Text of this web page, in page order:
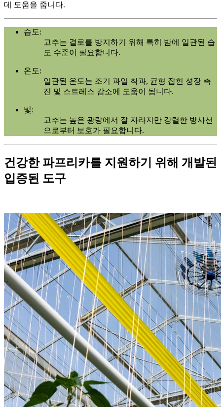
데 도움을 줍니다.
습도:
고추는 결로를 방지하기 위해 특히 밤에 일관된 습
도 수준이 필요합니다.
온도:
일관된 온도는 조기 과일 착과, 균형 잡힌 성장 촉
진 및 스트레스 감소에 도움이 됩니다.
빛:
고추는 높은 광량에서 잘 자라지만 강렬한 방사선
으로부터 보호가 필요합니다.
건강한 파프리카를 지원하기 위해 개발된
입증된 도구